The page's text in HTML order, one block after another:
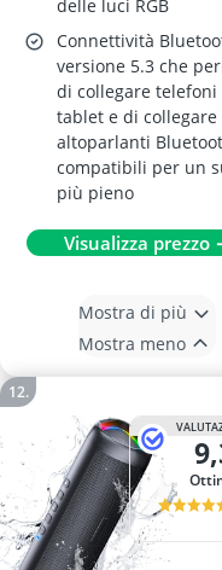
delle luci RGB
Connettività
versione 5.3 che
di collegare telefoni
tablet e di collegare
altoparlanti
compatibili per un
più pieno
Visualizza prezzo
Mostra di più
Mostra meno